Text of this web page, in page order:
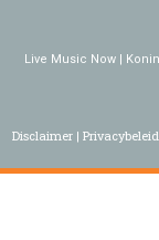
Live Music Now |
Disclaimer Privacybeleid